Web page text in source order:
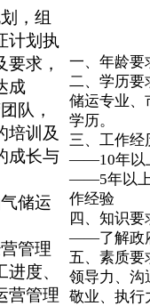
，组
计划执
求，
成
队，
培训及
成长与
储运
管理
度、
营管理
一、年龄要
二、学历要
储运专业、
学历。
三、工作经
——10年以
——5年以上
作经验
四、知识要
——了解政
五、素质要
领导力、沟
敬业、执行